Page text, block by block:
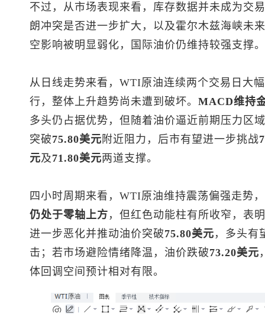
不过，从市场表现来看，库存数据并未成为交
朗冲突是否进一步扩大，以及霍尔木兹海峡未
空影响被明显弱化，国际油价仍维持较强支撑。
从日线走势来看，WTI原油连续两个交易日大
行，整体上升趋势尚未遭到破坏。 MACD维持
多头仍占据优势，但随着油价逼近前期压力区
突破75.80美元 附近阻力，后市有望进一步挑战
元及71.80美元两道支撑。
四小时周期来看，WTI原油维持震荡偏强走势
仍处于零轴上方 ，但红色动能柱有所收窄，表
进一步恶化并推动油价突破75.80美元 ，多头有
击；若市场避险情绪降温，油价跌破73.20美元
体回调空间预计相对有限。